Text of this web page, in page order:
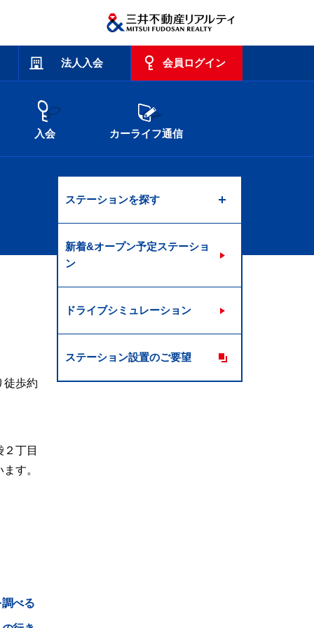
法人入会 会員ログイン
入会 カーライフ通信
徒歩約
丁目
す。
べる
ステーションを探す
新着&オープン予定ステーショ
ン
ドライブシミュレーション
ステーション設置のご要望